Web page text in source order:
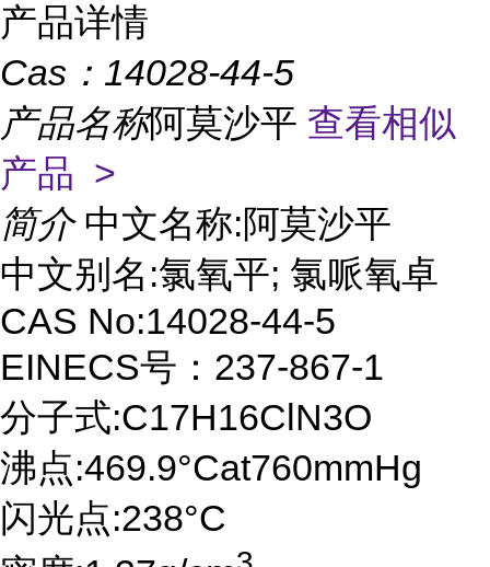
产品详情
Cas： 14028-44-5
产品名称阿莫沙平 查看相似
产品 >
简介 中文名称:阿莫沙平
中文别名:氯氧平; 氯哌氧卓
CAS No:14028-44-5
EINECS号：237-867-1
分子式:C17H16ClN3O
沸点:469.9°Cat760mmHg
闪光点:238°C